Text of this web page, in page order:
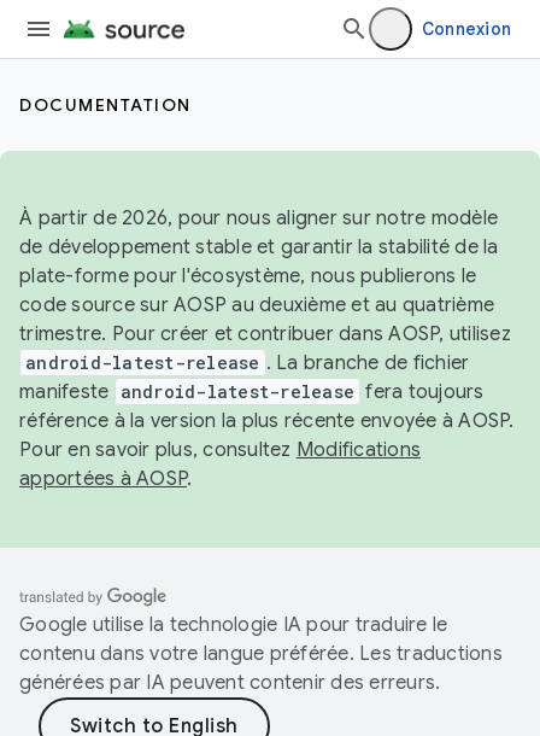
Connexion
DOCUMENTATION
À partir de 2026, pour nous aligner sur notre modèle
de développement stable et garantir la stabilité de la
plate-forme pour l'écosystème, nous publierons le
code source sur AOSP au deuxième et au quatrième
trimestre. Pour créer et contribuer dans AOSP, utilisez
android-latest-release . La branche de fichier
manifeste android-latest-release fera toujours
référence à la version la plus récente envoyée à AOSP.
Pour en savoir plus, consultez Modifications
apportées à AOSP.
Google utilise la technologie IA pour traduire le
contenu dans votre langue préférée. Les traductions
générées par IA peuvent contenir des erreurs.